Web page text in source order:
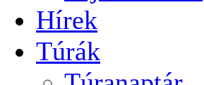
Hírek
Túrák